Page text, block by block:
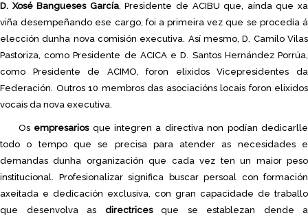
D. Xosé Bangueses García, Presidente de ACIBU que, aínda que xa
viña desempeñando ese cargo, foi a primeira vez que se procedía á
elección dunha nova comisión executiva. Así mesmo, D. Camilo Vilas
Pastoriza, como Presidente de ACICA e D. Santos Hernández Porrúa,
como Presidente de ACIMO, foron elixidos Vicepresidentes da
Federación. Outros 10 membros das asociacións locais foron elixidos
vocais da nova executiva.
Os empresarios que integren a directiva non podían dedicarlle
todo o tempo que se precisa para atender as necesidades e
demandas dunha organización que cada vez ten un maior peso
institucional. Profesionalizar significa buscar persoal con formación
axeitada e dedicación exclusiva, con gran capacidade de traballo
que desenvolva as directricesque se establezan dende a